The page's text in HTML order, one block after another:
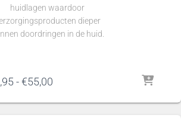
huidlagen waardoor
dieper
doordringen in de huid.
-€55,00
tot